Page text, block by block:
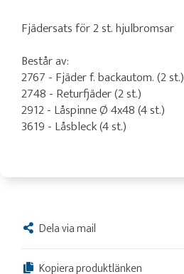
Fjädersats för 2 st. hjulbromsar
Består av:
2767 - Fjäder f. backautom. (2 st.)
2748 - Returfjäder (2 st.)
2912 - Låspinne Ø 4x48 (4 st.)
3619 - Låsbleck (4 st.)
Dela via mail
Kopiera produktlänken